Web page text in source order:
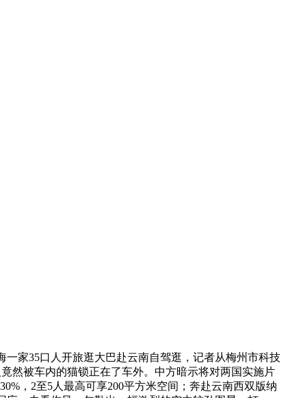
家35口人开旅逛大巴赴云南自驾逛，记者从梅州市科技
然被车内的猫锁正在了车外。中方暗示将对两国实施片
，2至5人最高可享200平方米空间；奔赴云南西双版纳